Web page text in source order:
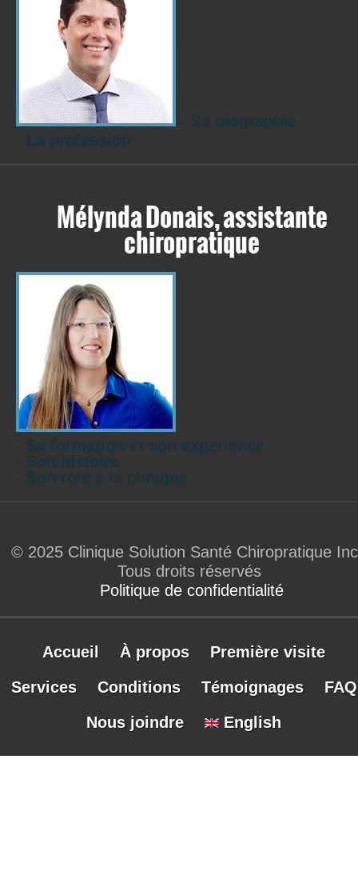
- Sa biographie
- La profession
Mélynda Donais, assistante
chiropratique
- Sa formation et son expérience
- Son histoire
- Son rôle à la clinique
© 2025 Clinique Solution Santé Chiropratique
Tous droits réservés
Politique de confidentialité
Accueil À propos
Première visite
Services
Conditions Témoignages
FAQ
Nous joindre
English